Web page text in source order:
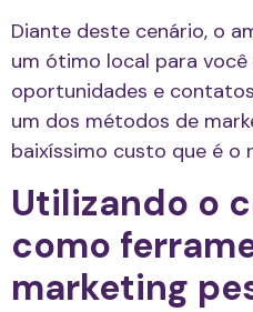
Diante deste cenário, o
um ótimo local para você
oportunidades e
um dos métodos de
baixíssimo custo que é o
Utilizando o
como
marketing